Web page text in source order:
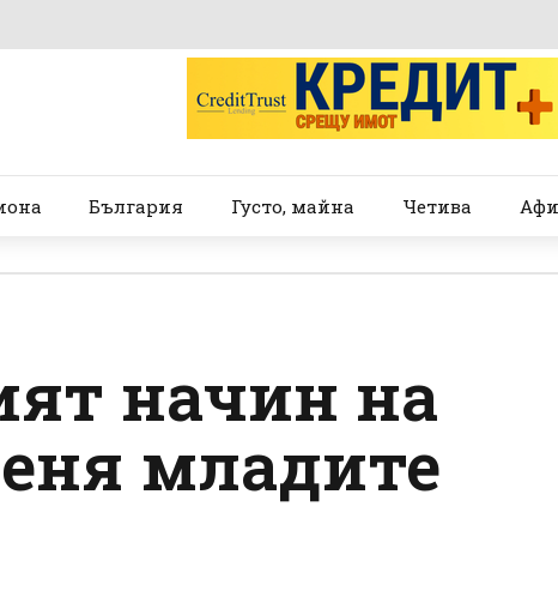
България Густо, майна Четива
начин на
младите